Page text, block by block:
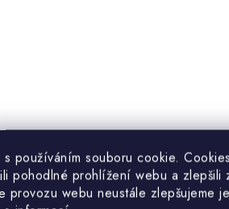
s používáním souboru cookie.
pohodlné prohlížení webu a zlepšili
provozu webu neustále zlepšujeme